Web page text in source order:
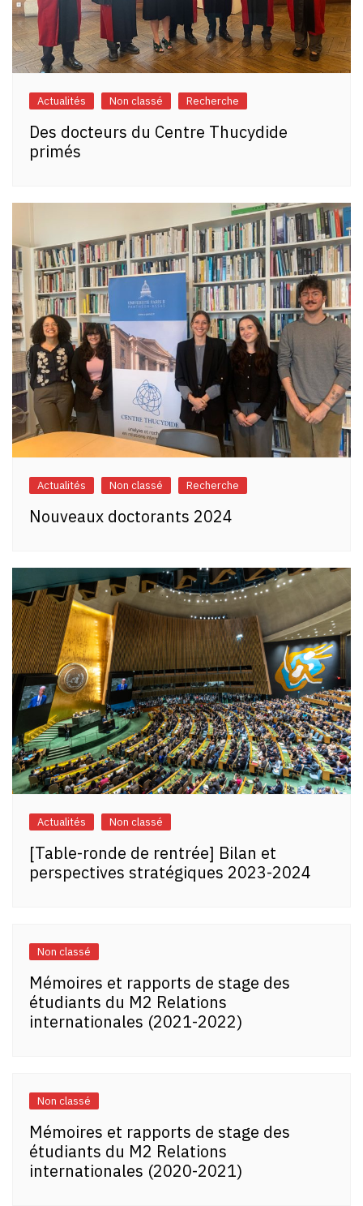
Actualités Non classé Recherche
Des docteurs du Centre Thucydide
primés
Actualités Non classé Recherche
Nouveaux doctorants 2024
Actualités Non classé
[Table-ronde de rentrée] Bilan et
perspectives stratégiques 2023-2024
Non classé
Mémoires et rapports de stage des
étudiants du M2 Relations
internationales (2021-2022)
Non classé
Mémoires et rapports de stage des
étudiants du M2 Relations
internationales (2020-2021)